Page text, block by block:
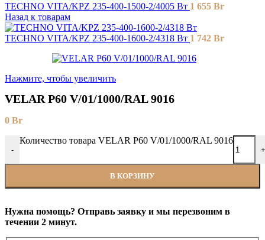
TECHNO VITA/KPZ 235-400-1500-2/4005 Вт 1 655 Br
Назад к товарам
TECHNO VITA/KPZ 235-400-1600-2/4318 Вт 1 742 Br
Нажмите, чтобы увеличить
VELAR P60 V/01/1000/RAL 9016
0 Br
-
Количество товара VELAR P60 V/01/1000/RAL 9016
+
В КОРЗИНУ
Нужна помощь? Отправь заявку и мы перезвоним в
течении 2 минут.